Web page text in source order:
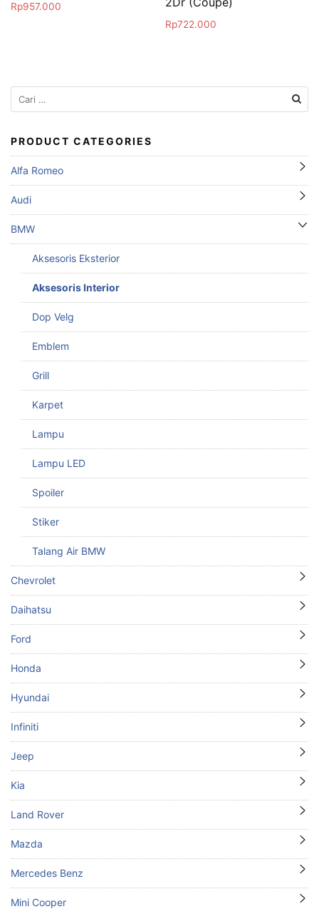
Rp957.000
Rp722.000
Cari
untuk:
PRODUCT CATEGORIES
Alfa Romeo
Audi
BMW
Aksesoris Eksterior
Aksesoris Interior
Dop Velg
Emblem
Grill
Karpet
Lampu
Lampu LED
Spoiler
Stiker
Talang Air BMW
Chevrolet
Daihatsu
Ford
Honda
Hyundai
Infiniti
Jeep
Kia
Land Rover
Mazda
Mercedes Benz
Mini Cooper